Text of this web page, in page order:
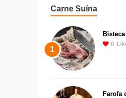
Carne Suína
1
0
Farofa